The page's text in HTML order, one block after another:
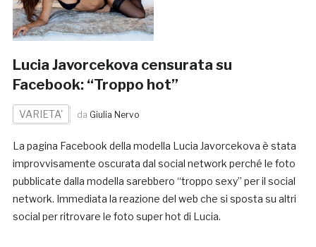
Lucia Javorcekova censurata su
Facebook: “Troppo hot”
VARIETA' da Giulia Nervo
La pagina Facebook della modella Lucia Javorcekova è stata
improvvisamente oscurata dal social network perché le foto
pubblicate dalla modella sarebbero “troppo sexy” per il social
network. Immediata la reazione del web che si sposta su altri
social per ritrovare le foto super hot di Lucia.